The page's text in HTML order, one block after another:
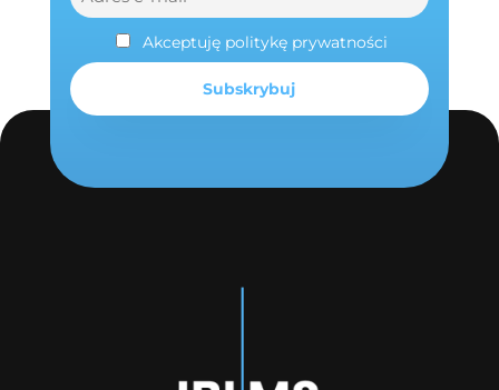
Akceptuję politykę prywatności